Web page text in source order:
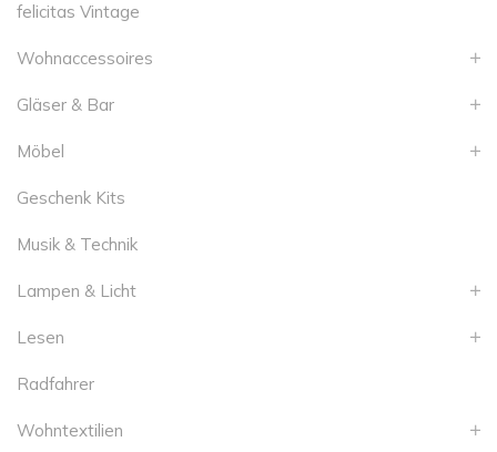
felicitas Vintage
Wohnaccessoires
Gläser & Bar
Möbel
Geschenk Kits
Musik & Technik
Lampen & Licht
Lesen
Radfahrer
Wohntextilien